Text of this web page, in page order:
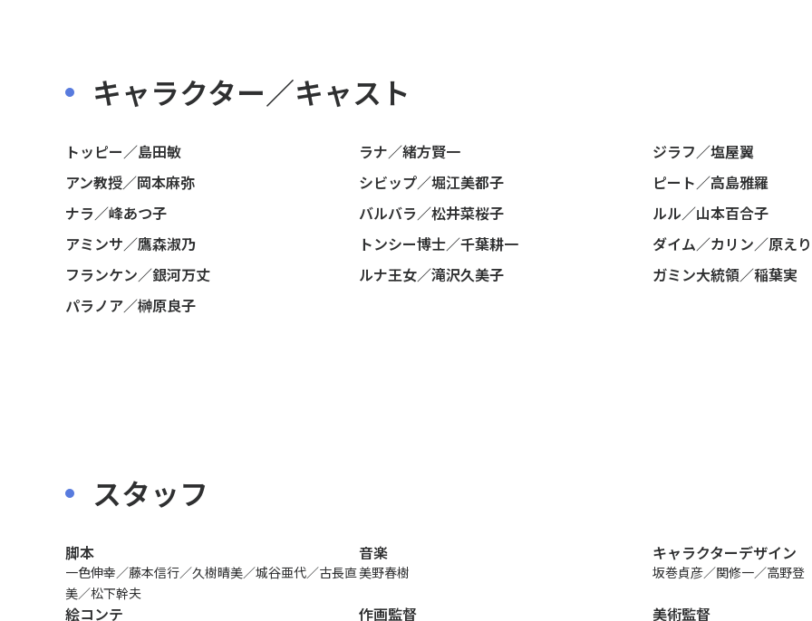
JPEN
音楽配信
キャラクター／キャスト
トッピー／島田敏 ラナ／緒方賢一
ジラフ／塩屋翼
アン教授／岡本麻弥
シビップ／堀江美都子
ピート／高島雅羅
ナラ／峰あつ子
バルバラ／松井菜桜子
ルル／山本百合子
アミンサ／鷹森淑乃
トンシー博士／千葉耕一
ダイム／カリン／原え
フランケン／銀河万丈
ルナ王女／滝沢久美子
ガミン大統領／稲葉実
パラノア／榊原良子
スタッフ
脚本
一色伸幸／藤本信行／久樹晴美／城谷亜代／古長直
美／松下幹夫
音楽
美野春樹
キャラクターデザイン
坂巻貞彦／関修一／高野登
絵コンテ 作画監督 美術監督